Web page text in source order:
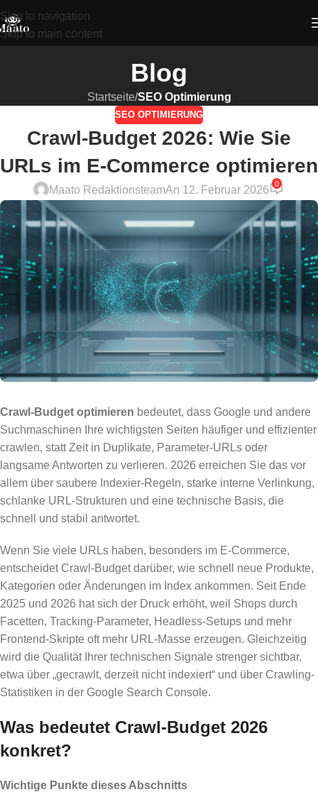
Skip to navigation
Skip to main content
Blog
Startseite/SEO Optimierung
SEO OPTIMIERUNG
Crawl-Budget 2026: Wie Sie
URLs im E-Commerce optimieren
Maato RedaktionsteamAn 12. Februar 2026
0
Crawl-Budget optimieren bedeutet, dass Google und andere
Suchmaschinen Ihre wichtigsten Seiten häufiger und effizienter
crawlen, statt Zeit in Duplikate, Parameter-URLs oder
langsame Antworten zu verlieren. 2026 erreichen Sie das vor
allem über saubere Indexier-Regeln, starke interne Verlinkung,
schlanke URL-Strukturen und eine technische Basis, die
schnell und stabil antwortet.
Wenn Sie viele URLs haben, besonders im E-Commerce,
entscheidet Crawl-Budget darüber, wie schnell neue Produkte,
Kategorien oder Änderungen im Index ankommen. Seit Ende
2025 und 2026 hat sich der Druck erhöht, weil Shops durch
Facetten, Tracking-Parameter, Headless-Setups und mehr
Frontend-Skripte oft mehr URL-Masse erzeugen. Gleichzeitig
wird die Qualität Ihrer technischen Signale strenger sichtbar,
etwa über „gecrawlt, derzeit nicht indexiert“ und über Crawling-
Statistiken in der Google Search Console.
Was bedeutet Crawl-Budget 2026
konkret?
Wichtige Punkte dieses Abschnitts